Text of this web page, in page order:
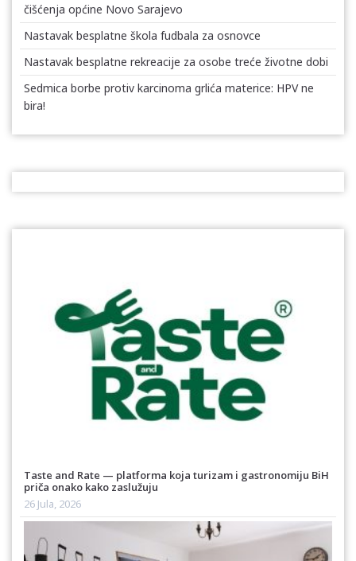
čišćenja općine Novo Sarajevo
Nastavak besplatne škola fudbala za osnovce
Nastavak besplatne rekreacije za osobe treće životne dobi
Sedmica borbe protiv karcinoma grlića materice: HPV ne
bira!
Taste and Rate — platforma koja turizam i gastronomiju BiH
priča onako kako zaslužuju
26 Jula, 2026